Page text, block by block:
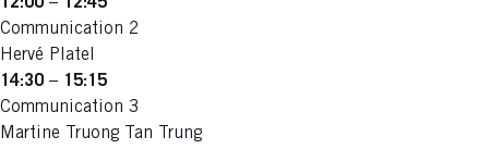
Communication 2
Hervé Platel
14:30 – 15:15
Communication 3
Martine Truong Tan Trung